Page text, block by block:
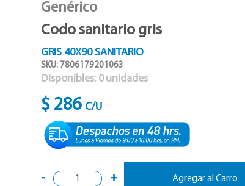
Genérico
Codo sanitario gris
GRIS 40X90 SANITARIO
SKU: 7806179201063
Disponibles: 0 unidades
$ 286 C/U
- + Agregar al Carro